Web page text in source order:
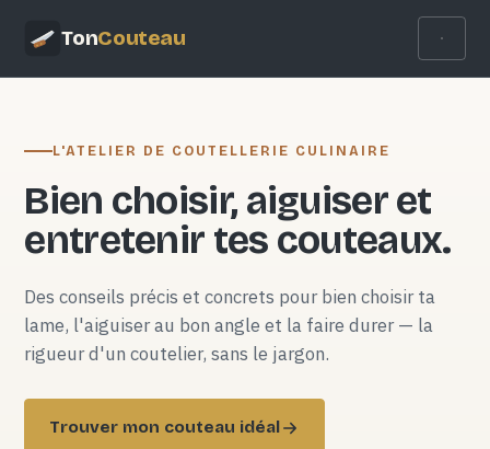
TonCouteau
L'ATELIER DE COUTELLERIE CULINAIRE
Bien choisir, aiguiser et
entretenir tes couteaux.
Des conseils précis et concrets pour bien choisir ta
lame, l'aiguiser au bon angle et la faire durer — la
rigueur d'un coutelier, sans le jargon.
Trouver mon couteau idéal